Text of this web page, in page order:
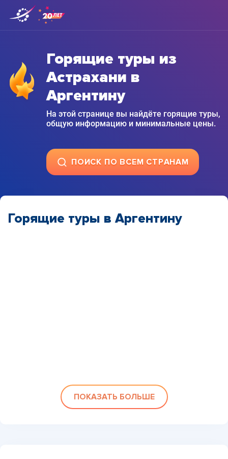
Горящие туры из
Астрахани в
Аргентину
На этой странице вы найдёте горящие туры,
общую информацию и минимальные цены.
ПОИСК ПО ВСЕМ СТРАНАМ
Горящие туры в Аргентину
ПОКАЗАТЬ БОЛЬШЕ